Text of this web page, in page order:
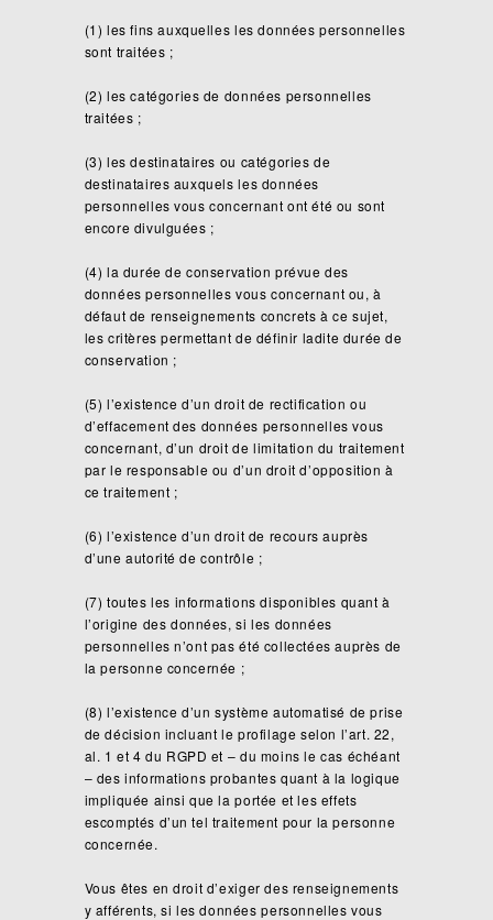
(1) les fins auxquelles les données personnelles
sont traitées ;
(2) les catégories de données personnelles
traitées ;
(3) les destinataires ou catégories de
destinataires auxquels les données
personnelles vous concernant ont été ou sont
encore divulguées ;
(4) la durée de conservation prévue des
données personnelles vous concernant ou, à
défaut de renseignements concrets à ce sujet,
les critères permettant de définir ladite durée de
conservation ;
(5) l’existence d’un droit de rectification ou
d’effacement des données personnelles vous
concernant, d’un droit de limitation du traitement
par le responsable ou d’un droit d’opposition à
ce traitement ;
(6) l’existence d’un droit de recours auprès
d’une autorité de contrôle ;
(7) toutes les informations disponibles quant à
l’origine des données, si les données
personnelles n’ont pas été collectées auprès de
la personne concernée ;
(8) l’existence d’un système automatisé de prise
de décision incluant le profilage selon l’art. 22,
al. 1 et 4 du RGPD et – du moins le cas échéant
– des informations probantes quant à la logique
impliquée ainsi que la portée et les effets
escomptés d’un tel traitement pour la personne
concernée.
Vous êtes en droit d’exiger des renseignements
y afférents, si les données personnelles vous